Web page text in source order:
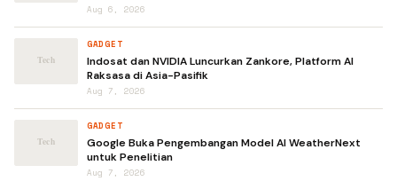
Aug 6, 2026
GADGET
Indosat dan NVIDIA Luncurkan Zankore, Platform AI
Raksasa di Asia-Pasifik
Aug 7, 2026
GADGET
Google Buka Pengembangan Model AI WeatherNext
untuk Penelitian
Aug 7, 2026